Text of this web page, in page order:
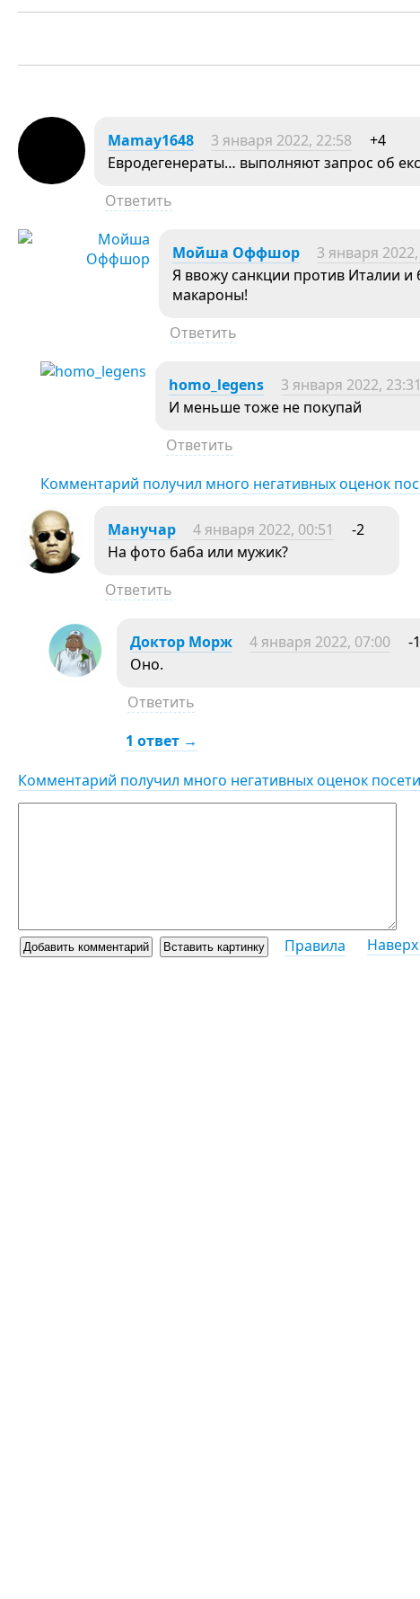
Mamay1648 3 января 2022, 22:58
+4
Евродегенераты… выполняют запрос об
Ответить
Мойша Оффшор 3 января
Я ввожу санкции против Италии
макароны!
Ответить
homo_legens 3 января 2022, 23:31
И меньше тоже не покупай
Ответить
Комментарий получил много негативных оценок
Манучар 4 января 2022, 00:51
-2
На фото баба или мужик?
Ответить
Дoктop Mopж 4 января 2022, 07:00
-1
Оно.
Ответить
1 ответ →
Комментарий получил много негативных оценок
Правила Наверх